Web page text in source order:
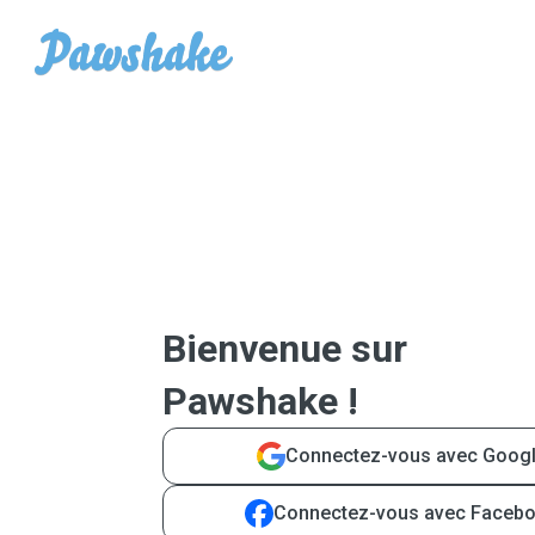
Bienvenue sur
Pawshake !
Connectez-vous avec
Connectez-vous avec